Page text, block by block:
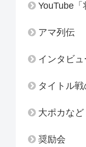
YouTube「
アマ列伝
インタビ
タイトル
大ポカなど
奨励会